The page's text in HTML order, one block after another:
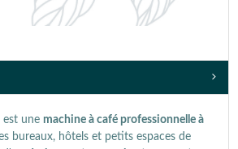
est une machine à café professionnelle à
bureaux, hôtels et petits espaces de